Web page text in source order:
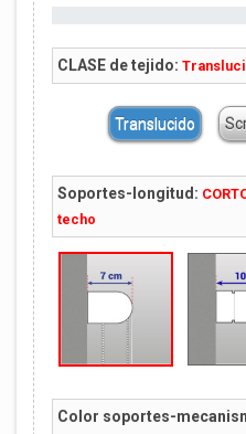
CLASE de tejido:
Translucido
Soportes-longitud:
techo
Color soportes-